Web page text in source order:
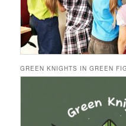
GREEN KNIGHTS IN GREEN